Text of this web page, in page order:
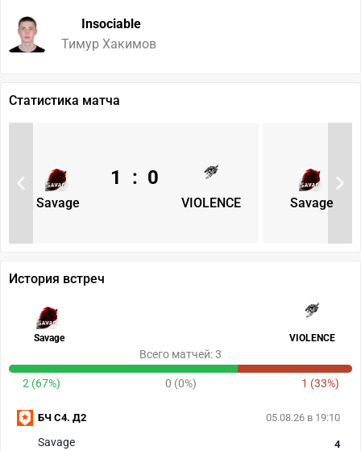
Insociable
Тимур Хакимов
Статистика матча
Savage VIOLENCE
1 : 0
Savage
История встреч
Savage VIOLENCE
Всего матчей: 3
2 (67%) 0 (0%) 1 (33%)
05.08.26 в 19:10
Savage
4
БЧ С4. Д2